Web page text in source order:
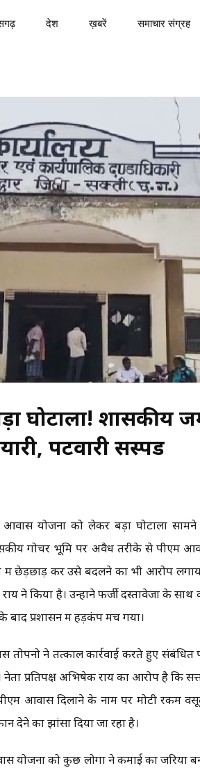
देश ख़बरें समाचार संग्रह
घोटाला! शासकीय
पटवारी सस्पेंड
आवास योजना को लेकर बड़ा घोटाला
गोचर भूमि पर अवैध तरीके से पीएम
में छेड़छाड़ कर उसे बदलने का भी आरोप
ने किया है। उन्होंने फर्जी दस्तावेजों के
बाद प्रशासन में हड़कंप मच गया।
ने तत्काल कार्रवाई करते हुए संबंधित
प्रतिपक्ष अभिषेक राय का आरोप है कि
आवास दिलाने के नाम पर मोटी रकम
देने का झांसा दिया जा रहा है।
योजना को कुछ लोगों ने कमाई का जरिया